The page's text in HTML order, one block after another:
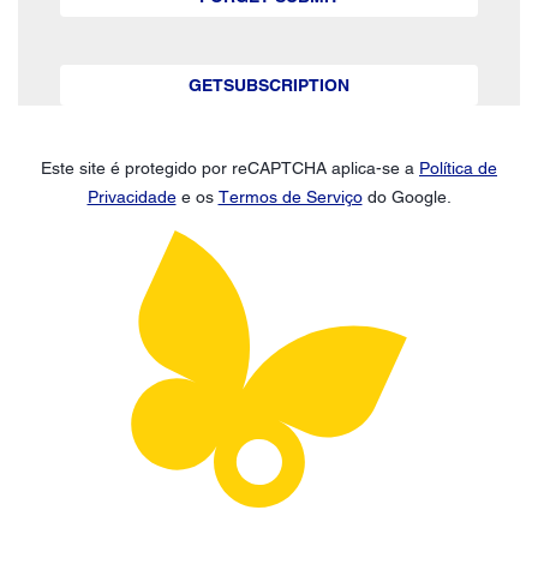
GETSUBSCRIPTION
Este site é protegido por reCAPTCHA aplica-se a Política de
Privacidadee os Termos de Serviçodo Google.